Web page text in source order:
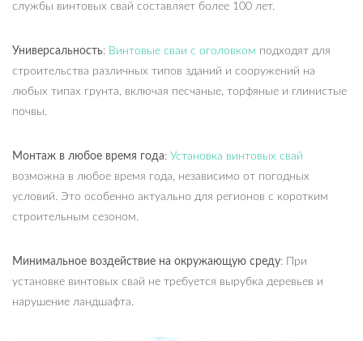
службы винтовых свай составляет более 100 лет.
Универсальность: Винтовые сваи с оголовком подходят для
строительства различных типов зданий и сооружений на
любых типах грунта, включая песчаные, торфяные и глинистые
почвы.
Монтаж в любое время года: Установка винтовых свай
возможна в любое время года, независимо от погодных
условий. Это особенно актуально для регионов с коротким
строительным сезоном.
Минимальное воздействие на окружающую среду: При
установке винтовых свай не требуется вырубка деревьев и
нарушение ландшафта.